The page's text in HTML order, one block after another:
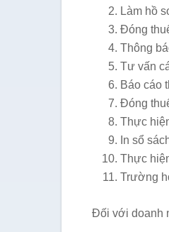
Làm hồ
Đóng
Thông
Tư vấn
Báo cáo
Đóng
Thực
In sổ
Thực
Trường
Đối với doanh